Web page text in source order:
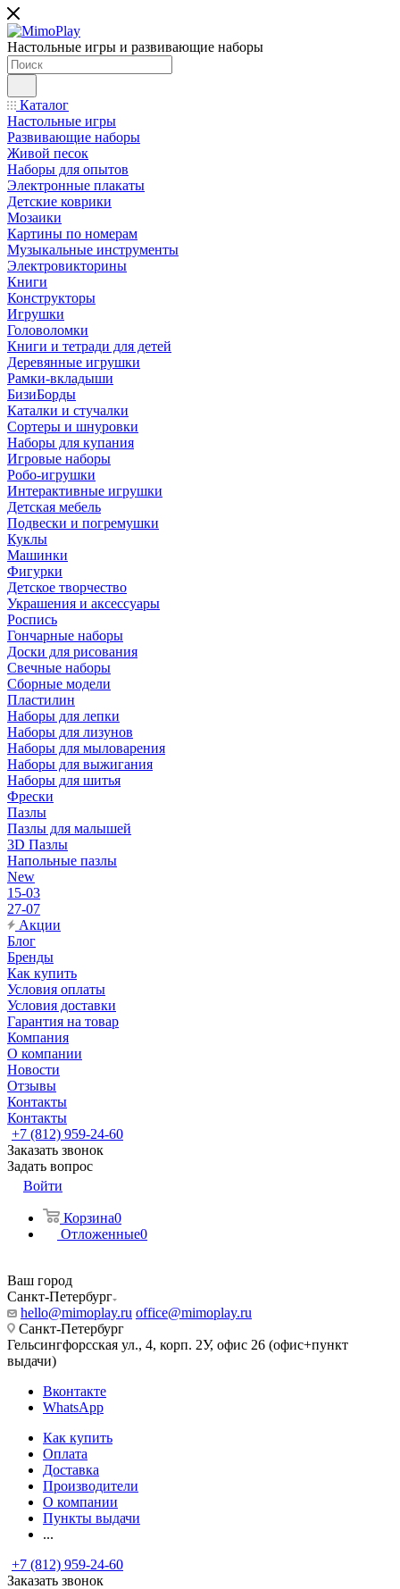
Настольные игры и развивающие наборы
Каталог
Настольные игры
Развивающие наборы
Живой песок
Наборы для опытов
Электронные плакаты
Детские коврики
Мозаики
Картины по номерам
Музыкальные инструменты
Электровикторины
Книги
Конструкторы
Игрушки
Головоломки
Книги и тетради для детей
Деревянные игрушки
Рамки-вкладыши
БизиБорды
Каталки и стучалки
Сортеры и шнуровки
Наборы для купания
Игровые наборы
Робо-игрушки
Интерактивные игрушки
Детская мебель
Подвески и погремушки
Куклы
Машинки
Фигурки
Детское творчество
Украшения и аксессуары
Роспись
Гончарные наборы
Доски для рисования
Свечные наборы
Сборные модели
Пластилин
Наборы для лепки
Наборы для лизунов
Наборы для мыловарения
Наборы для выжигания
Наборы для шитья
Фрески
Пазлы
Пазлы для малышей
3D Пазлы
Напольные пазлы
New
15-03
27-07
Акции
Блог
Бренды
Как купить
Условия оплаты
Условия доставки
Гарантия на товар
Компания
О компании
Новости
Отзывы
Контакты
Контакты
+7 (812) 959-24-60
Заказать звонок
Задать вопрос
Войти
Корзина0
Отложенные0
Ваш город
Санкт-Петербург
hello@mimoplay.ru office@mimoplay.ru
Санкт-Петербург
Гельсингфорсская ул., 4, корп. 2У, офис 26 (офис+пункт
выдачи)
Вконтакте
WhatsApp
Как купить
Оплата
Доставка
Производители
О компании
Пункты выдачи
...
+7 (812) 959-24-60
Заказать звонок